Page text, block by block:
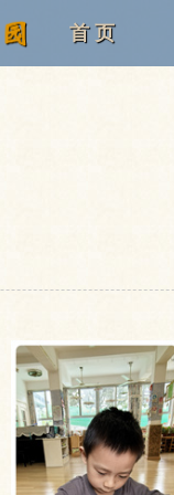
首 页